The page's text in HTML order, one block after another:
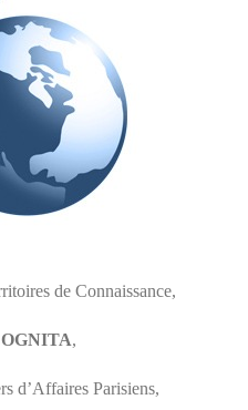
de Connaissance,
,
d’Affaires Parisiens,